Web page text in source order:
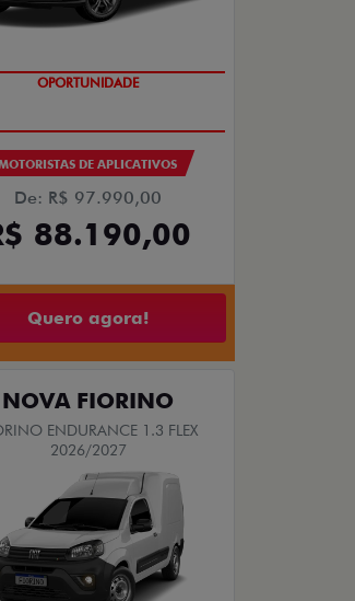
OPORTUNIDADE
DE APLICATIVOS
De: R$ 97.990,00
88.190,00
Quero agora!
NOVA FIORINO
ENDURANCE 1.3 FLEX
2026/2027